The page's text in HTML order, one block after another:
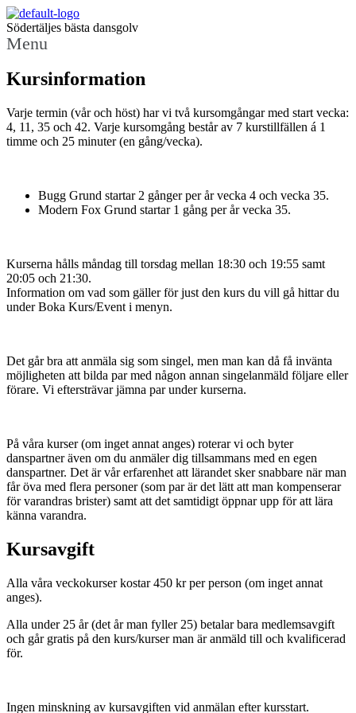
Södertäljes bästa dansgolv
Menu
Kursinformation
Varje termin (vår och höst) har vi två kursomgångar med start vecka:
4, 11, 35 och 42. Varje kursomgång består av 7 kurstillfällen á 1
timme och 25 minuter (en gång/vecka).
Bugg Grund startar 2 gånger per år vecka 4 och vecka 35.
Modern Fox Grund startar 1 gång per år vecka 35.
Kurserna hålls måndag till torsdag mellan 18:30 och 19:55 samt
20:05 och 21:30.
Information om vad som gäller för just den kurs du vill gå hittar du
under Boka Kurs/Event i menyn.
Det går bra att anmäla sig som singel, men man kan då få invänta
möjligheten att bilda par med någon annan singelanmäld följare eller
förare. Vi eftersträvar jämna par under kurserna.
På våra kurser (om inget annat anges) roterar vi och byter
danspartner även om du anmäler dig tillsammans med en egen
danspartner. Det är vår erfarenhet att lärandet sker snabbare när man
får öva med flera personer (som par är det lätt att man kompenserar
för varandras brister) samt att det samtidigt öppnar upp för att lära
känna varandra.
Kursavgift
Alla våra veckokurser kostar 450 kr per person (om inget annat
anges).
Alla under 25 år (det år man fyller 25) betalar bara medlemsavgift
och går gratis på den kurs/kurser man är anmäld till och kvalificerad
för.
Ingen minskning av kursavgiften vid anmälan efter kursstart.